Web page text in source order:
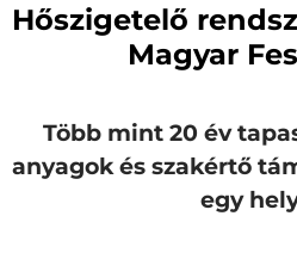
Hőszigetelő
Magyar
Több mint 20 év
anyagok és szakértő
egy